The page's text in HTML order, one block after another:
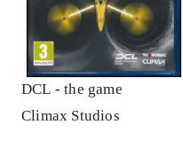
DCL - the game
Climax Studios